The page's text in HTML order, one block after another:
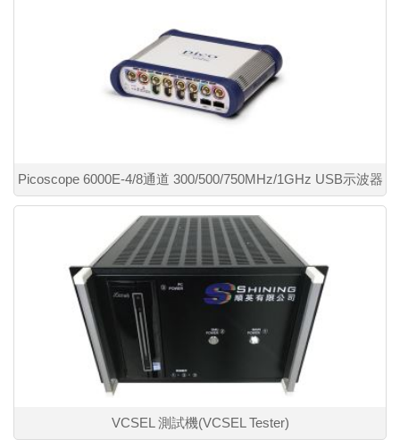
Picoscope 6000E-4/8通道 300/500/750MHz/1GHz USB示波器
VCSEL 測試機(VCSEL Tester)